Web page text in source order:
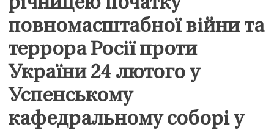
повномасштабної війни та
террора Росії проти
України 24 лютого у
Успенському
кафедральному соборі у